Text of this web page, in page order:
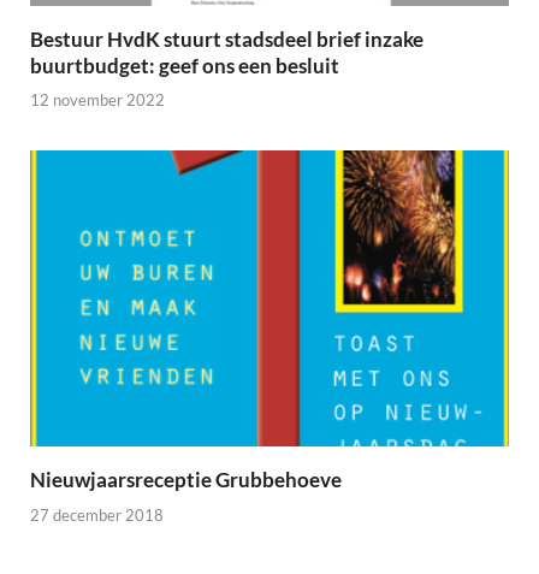
Bestuur HvdK stuurt stadsdeel brief inzake
buurtbudget: geef ons een besluit
12 november 2022
Nieuwjaarsreceptie Grubbehoeve
27 december 2018